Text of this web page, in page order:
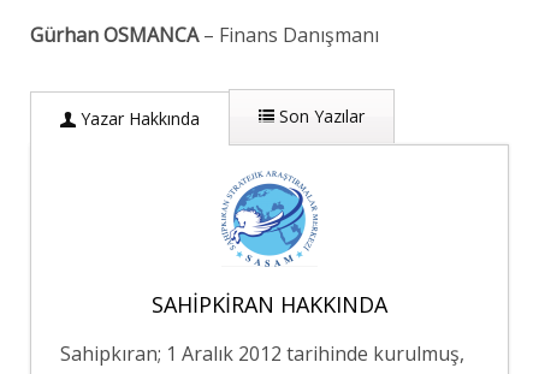
Gürhan OSMANCA– Finans Danışmanı
Yazar Hakkında Son Yazılar
SAHIPKIRAN HAKKINDA
Sahipkıran; 1 Aralık 2012 tarihinde kurulmuş,